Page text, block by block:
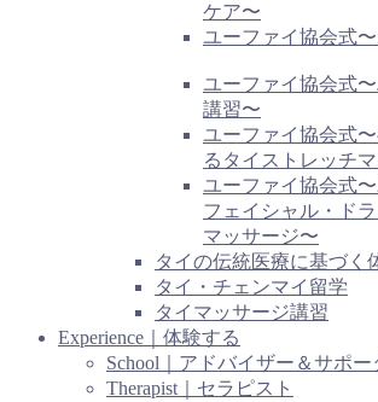
ケア〜
ユーファイ協会式
ユーファイ協会式
講習〜
ユーファイ協会式
るタイストレッチ
ユーファイ協会式
フェイシャル・ド
マッサージ〜
タイの伝統医療に基づく
タイ・チェンマイ留学
タイマッサージ講習
Experience｜体験する
School｜アドバイザー＆サポー
Therapist｜セラピスト